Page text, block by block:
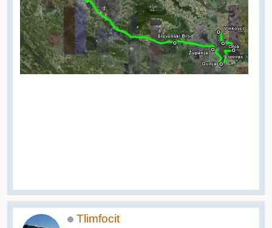
Tlimfocit